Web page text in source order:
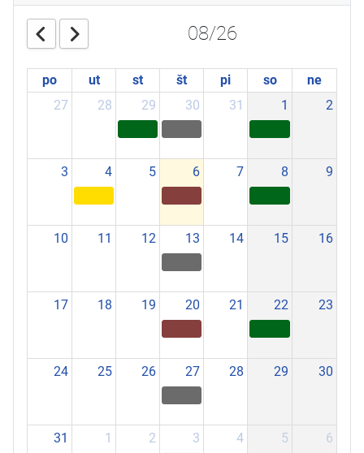
08/26
po ut st št pi so
ne
27
28 29 30 31 1 2
3 4 5 6 7 8 9
10 11 12 13 14 15 16
17 18 19 20 21 22 23
24 25 26 27 28 29 30
31 1 2 3 4 5 6